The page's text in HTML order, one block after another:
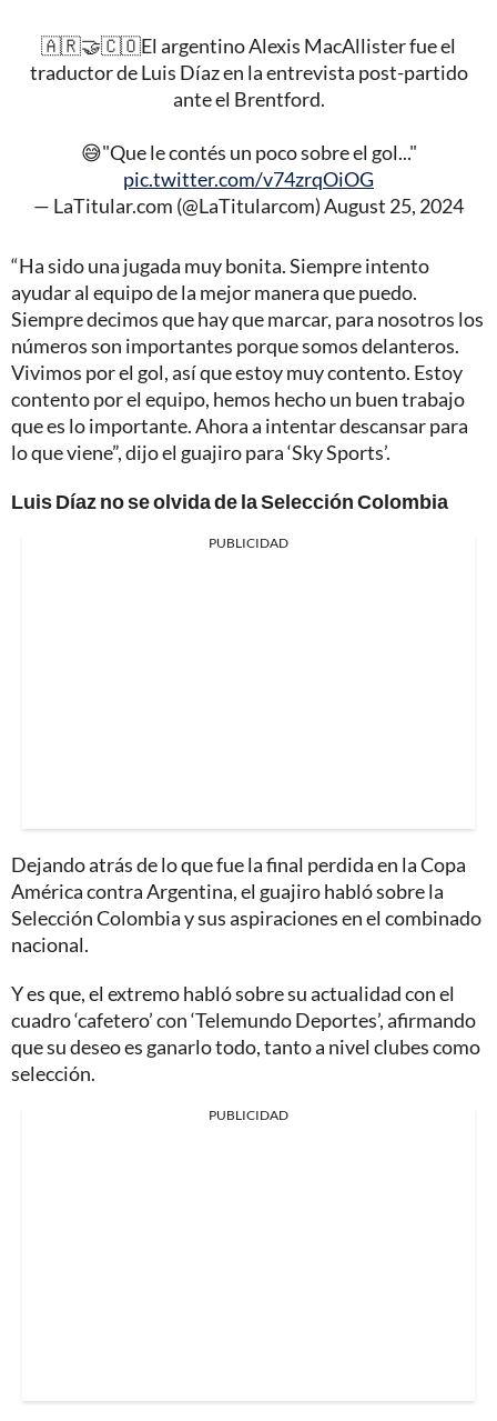
🇦🇷🤝🇨🇴El argentino Alexis MacAllister fue el
traductor de Luis Díaz en la entrevista post-partido
ante el Brentford.
😅"Que le contés un poco sobre el gol..."
pic.twitter.com/v74zrqOiOG
— LaTitular.com (@LaTitularcom)August 25, 2024
“Ha sido una jugada muy bonita. Siempre intento
ayudar al equipo de la mejor manera que puedo.
Siempre decimos que hay que marcar, para nosotros los
números son importantes porque somos delanteros.
Vivimos por el gol, así que estoy muy contento. Estoy
contento por el equipo, hemos hecho un buen trabajo
que es lo importante. Ahora a intentar descansar para
lo que viene”, dijo el guajiro para ‘Sky Sports’.
Luis Díaz no se olvida de la Selección Colombia
PUBLICIDAD
Dejando atrás de lo que fue la final perdida en la Copa
América contra Argentina, el guajiro habló sobre la
Selección Colombia y sus aspiraciones en el combinado
nacional.
Y es que, el extremo habló sobre su actualidad con el
cuadro ‘cafetero’ con ‘Telemundo Deportes’, afirmando
que su deseo es ganarlo todo, tanto a nivel clubes como
selección.
PUBLICIDAD